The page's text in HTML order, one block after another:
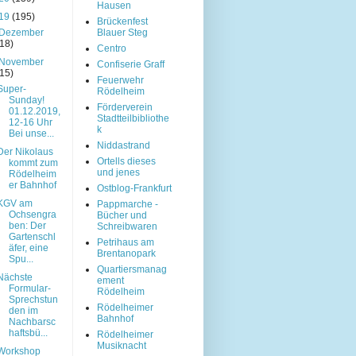
(195)
Dezember
November
Sunday!
01.12.2019,
12-16 Uhr
Bei unse...
Nikolaus
kommt zum
Rödelheim
er Bahnhof
am
Ochsengra
ben: Der
Gartenschl
äfer, eine
Spu...
Formular-
Sprechstun
den im
Nachbarsc
haftsbü...
Hausen
Brückenfest
Blauer Steg
Centro
Confiserie Graff
Feuerwehr
Rödelheim
Förderverein
Stadtteilbibliothe
k
Niddastrand
Ortells dieses
und jenes
Ostblog-Frankfurt
Pappmarche -
Bücher und
Schreibwaren
Petrihaus am
Brentanopark
Quartiersmanag
ement
Rödelheim
Rödelheimer
Bahnhof
Rödelheimer
Musiknacht